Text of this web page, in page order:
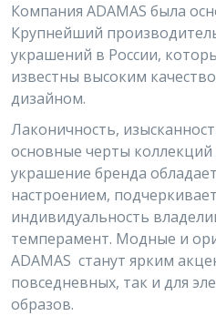
Компания ADAMAS была
Крупнейший
украшений в России,
известны высоким
дизайном.
Лаконичность,
основные черты коллекций
украшение бренда
настроением,
индивидуальность
темперамент. Модные и
ADAMAS станут ярким
повседневных, так и для
образов.